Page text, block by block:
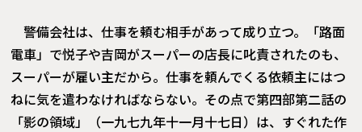
警備会社は、仕事を頼む相手があって成り立つ。「路面
電車」で悦子や吉岡がスーパーの店長に叱責されたのも、
スーパーが雇い主だから。仕事を頼んでくる依頼主にはつ
ねに気を遣わなければならない。その点で第四部第二話の
「影の領域」（一九七九年十一月十七日）は、すぐれた作